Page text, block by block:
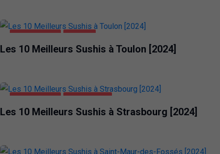
Les 10 Meilleurs Sushis à Toulon [2024]
Les 10 Meilleurs Sushis à Strasbourg [2024]